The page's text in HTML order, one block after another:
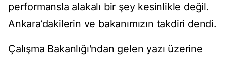
performansla alakalı bir şey kesinlikle değil.
Ankara’dakilerin ve bakanımızın takdiri dendi.
Çalışma Bakanlığı'ndan gelen yazı üzerine